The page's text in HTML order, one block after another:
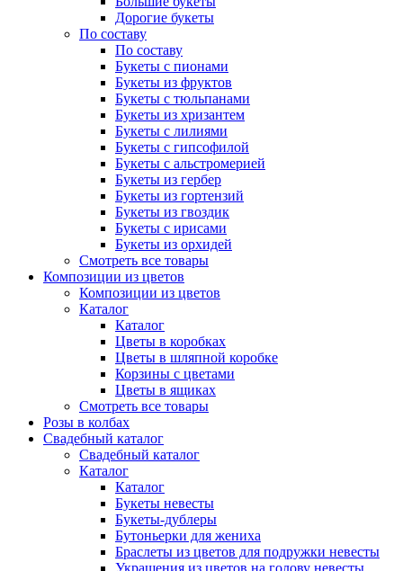
Дорогие букеты
По составу
По составу
Букеты с пионами
Букеты из фруктов
Букеты с тюльпанами
Букеты из хризантем
Букеты с лилиями
Букеты с гипсофилой
Букеты с альстромерией
Букеты из гербер
Букеты из гортензий
Букеты из гвоздик
Букеты с ирисами
Букеты из орхидей
Смотреть все товары
Композиции из цветов
Композиции из цветов
Каталог
Каталог
Цветы в коробках
Цветы в шляпной коробке
Корзины с цветами
Цветы в ящиках
Смотреть все товары
Розы в колбах
Свадебный каталог
Свадебный каталог
Каталог
Каталог
Букеты невесты
Букеты-дублеры
Бутоньерки для жениха
Браслеты из цветов для подружки невесты